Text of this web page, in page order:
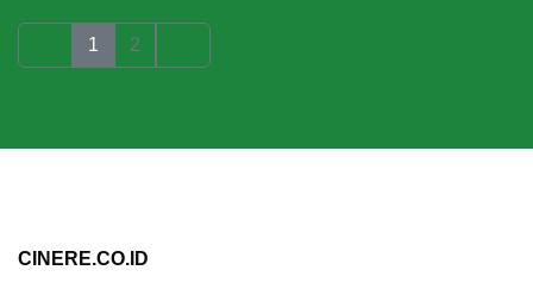
1 2
CINERE.CO.ID